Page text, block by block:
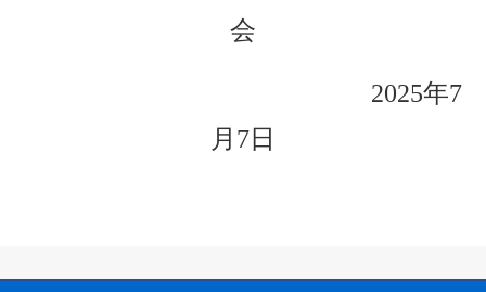
会
2025年7
月7日